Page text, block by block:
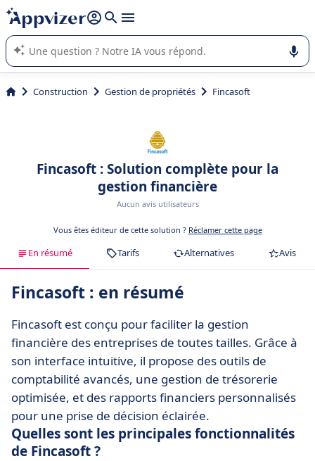
répondre (plusieurs lignes avec
L'IA de Appvizer vous guide dans l'utilisation ou la sélection de
logiciel SaaS en entreprise.
Construction Gestion de propriétés Fincasoft
Fincasoft : Solution complète pour la
gestion financière
Aucun avis utilisateurs
Vous êtes éditeur de cette solution ? Réclamer cette page
En résumé Tarifs Alternatives Avis
Fincasoft : en résumé
Fincasoft est conçu pour faciliter la gestion
financière des entreprises de toutes tailles. Grâce à
son interface intuitive, il propose des outils de
comptabilité avancés, une gestion de trésorerie
optimisée, et des rapports financiers personnalisés
pour une prise de décision éclairée.
Quelles sont les principales fonctionnalités
de Fincasoft ?